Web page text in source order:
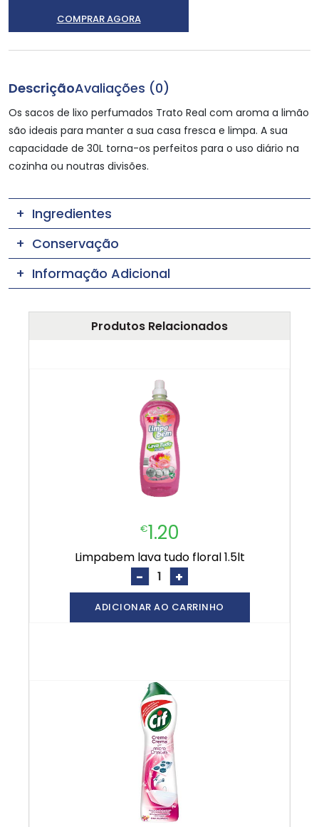
COMPRAR AGORA
DescriçãoAvaliações (0)
Os sacos de lixo perfumados Trato Real com aroma a limão
são ideais para manter a sua casa fresca e limpa. A sua
capacidade de 30L torna-os perfeitos para o uso diário na
cozinha ou noutras divisões.
Ingredientes
Conservação
Informação Adicional
Produtos Relacionados
€1.20
limpabem lava tudo floral 1.5lt
- +
ADICIONAR AO CARRINHO